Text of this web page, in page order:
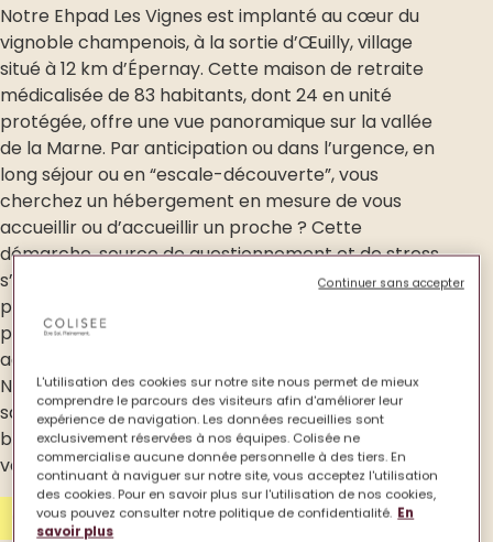
Notre Ehpad Les Vignes est implanté au cœur du
vignoble champenois, à la sortie d’Œuilly, village
situé à 12 km d’Épernay. Cette maison de retraite
médicalisée de 83 habitants, dont 24 en unité
protégée, offre une vue panoramique sur la vallée
de la Marne. Par anticipation ou dans l’urgence, en
long séjour ou en “escale-découverte”, vous
cherchez un hébergement en mesure de vous
accueillir ou d’accueillir un proche ? Cette
démarche, source de questionnement et de stress,
s’inscrit totalement et naturellement dans le
parcours résidentiel de la personne âgée. C’est
pourquoi nous prenons le temps de vous
accompagner tout au long de vos démarches.
Notre équipe, formée à la méthode Montessori,
saura prendre en compte vos attentes et vos
besoins pour vous accompagner et maintenir
votre autonomie.
Contactez-nous
L'utilisation des cookies sur notre site nous permet de mieux
comprendre le parcours des visiteurs afin d'améliorer leur
expérience de navigation. Les données recueillies sont
exclusivement réservées à nos équipes. Colisée ne
commercialise aucune donnée personnelle à des tiers. En
continuant à naviguer sur notre site, vous acceptez l'utilisation
des cookies. Pour en savoir plus sur l'utilisation de nos cookies,
vous pouvez consulter notre politique de confidentialité. En
savoir plus
Continuer sans accepter